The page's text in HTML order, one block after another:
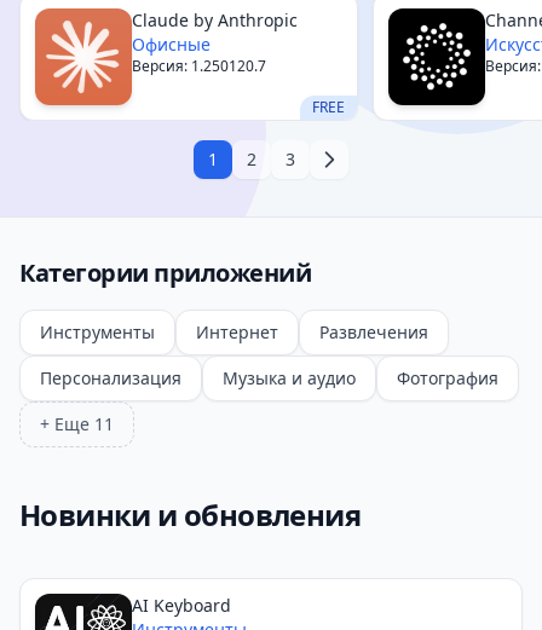
Claude by Anthropic
Офисные
Версия: 1.250120.7
FREE
1 2 3
Категории приложений
Инструменты Интернет
Развлечения
Персонализация
Музыка и аудио
Фотография
+ Еще 11
Новинки и обновления
AI Keyboard